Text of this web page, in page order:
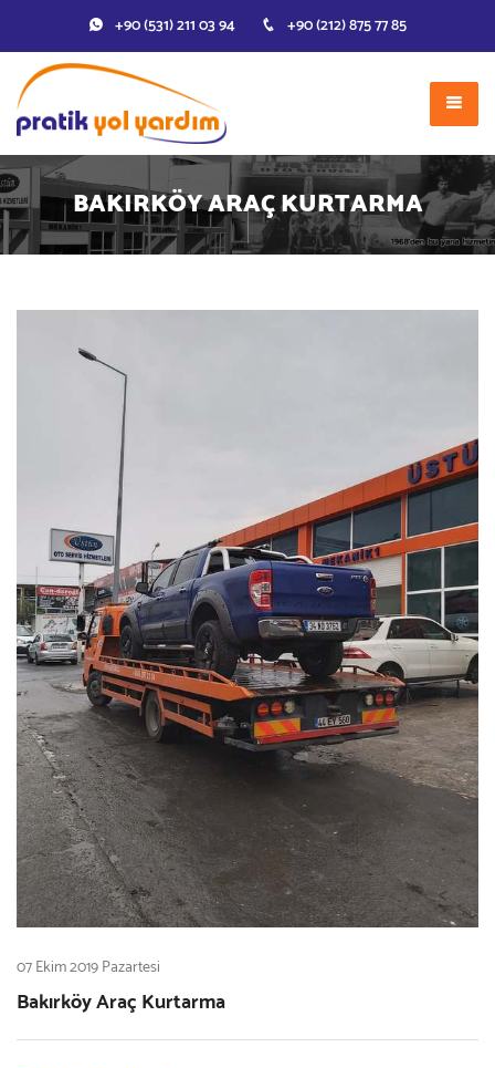
+90 (531) 211 03 94 +90 (212) 875 77 85
BAKIRKÖY ARAÇ KURTARMA
07 Ekim 2019 Pazartesi
Bakırköy Araç Kurtarma